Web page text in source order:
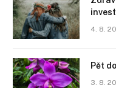
4. 8.
Pět
3. 8.